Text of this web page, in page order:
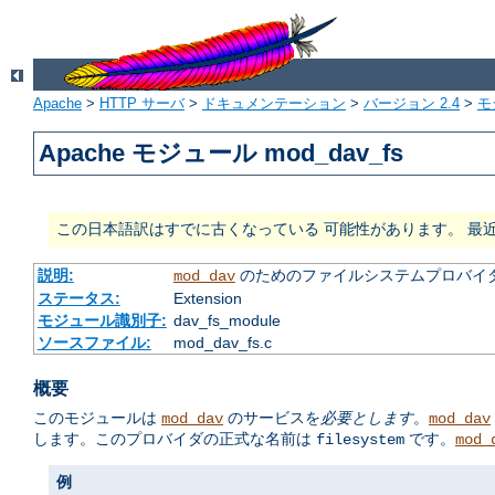
Apache > HTTP サーバ> ドキュメンテーション > バージョン 2.4 >
Apache モジュール mod_dav_fs
この日本語訳はすでに古くなっている 可能性があります。 最
説明: mod_davのためのファイルシステムプロバイ
ステータス:
Extension
モジュール識別子: dav_fs_module
ソースファイル:
mod_dav_fs.c
概要
このモジュールは mod_dav のサービスを必要とします。 mod_dav
します。このプロバイダの正式な名前は filesystem です。
例